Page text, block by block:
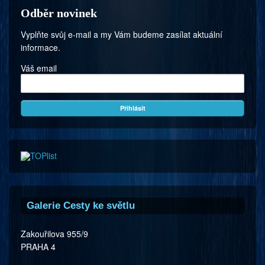
Odběr novinek
Vyplňte svůj e-mail a my Vám budeme zasílat aktuální
informace.
Váš email
Galerie Cesty ke světlu
Zakouřilova 955/9
PRAHA 4